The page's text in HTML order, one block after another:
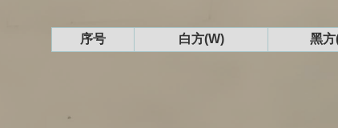
序号 白方(W) 黑